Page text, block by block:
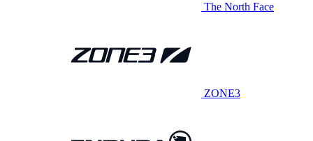
The North Face
ZONE3